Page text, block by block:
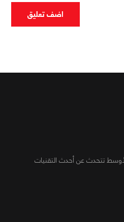
اضف تعليق
تتحدث عن أحدث التقنيات